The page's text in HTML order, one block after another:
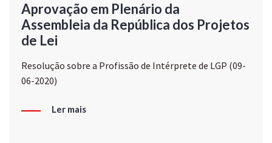
Aprovação em Plenário da
Assembleia da República dos Projetos
de Lei
Resolução sobre a Profissão de Intérprete de LGP (09-
06-2020)
Ler mais